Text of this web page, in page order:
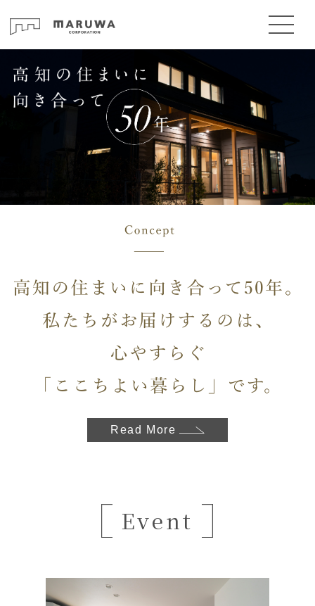
Read More
Event